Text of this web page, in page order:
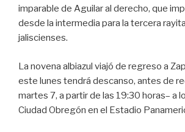
imparable de Aguilar al derecho, que
desde la intermedia para la tercera
jaliscienses.
La novena albiazul viajó de regreso a
este lunes tendrá descanso, antes de
martes 7, a partir de las 19:30 horas– a
Ciudad Obregón en el Estadio